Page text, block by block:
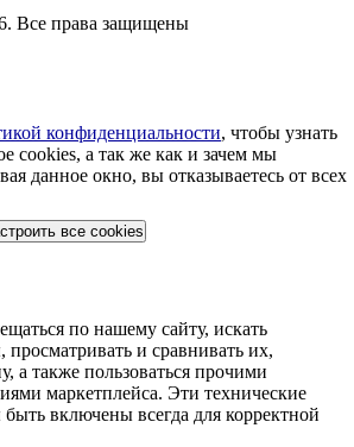
Все права защищены
конфиденциальности, чтобы узнать
cookies, а так же как и зачем мы
данное окно, вы отказываетесь от всех
все cookies
по нашему сайту, искать
и сравнивать их,
а также пользоваться прочими
маркетплейса. Эти технические
включены всегда для корректной